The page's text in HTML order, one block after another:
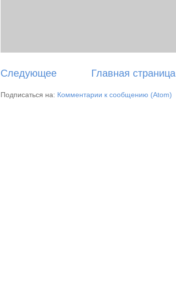
Следующее Главная страница
Подписаться на: Комментарии к сообщению (Atom)